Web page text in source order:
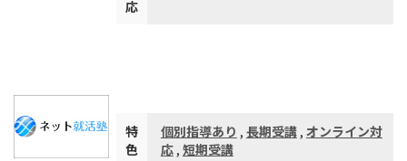
応
特
色
個別指導あり , 長期受講, オンライン対
応, 短期受講